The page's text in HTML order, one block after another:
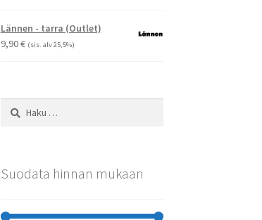
-
Lännen - tarra (Outlet)
9,90€ (sis. alv 25,5%)
Haku:
Suodata hinnan mukaan